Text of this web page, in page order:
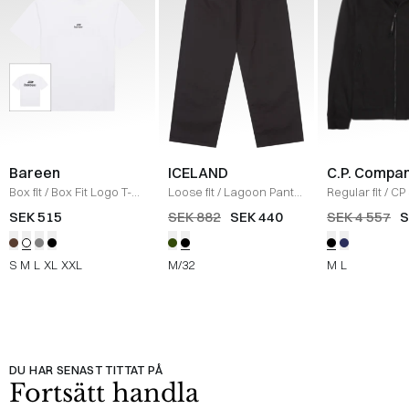
Bareen
Box fit/ Box Fit Logo T-
shirt /WHITE
SEK 515
S M L XL XXL
ICELAND
Loose fit/ Lagoon Pants
/BLACK
SEK 882 SEK 440
M/32
C.P.
Regular fit/
Jacka /SORT
SEK 4 557
M L
DU HAR SENAST TITTAT PÅ
Fortsätt handla